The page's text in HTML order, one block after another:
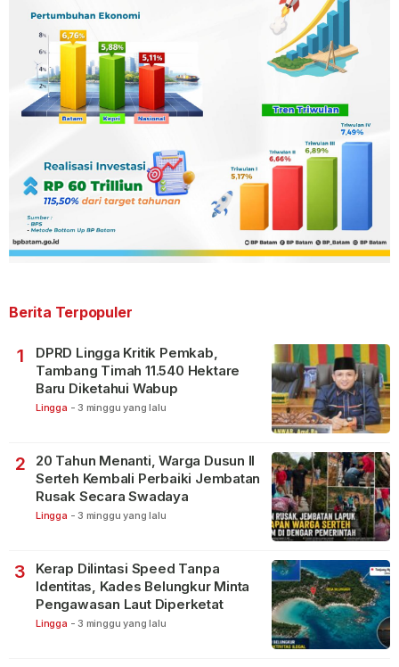
Berita Terpopuler
1
DPRD Lingga Kritik Pemkab,
Tambang Timah 11.540 Hektare
Baru Diketahui Wabup
Lingga - 3 minggu yang lalu
2
20 Tahun Menanti, Warga Dusun II
Serteh Kembali Perbaiki Jembatan
Rusak Secara Swadaya
Lingga - 3 minggu yang lalu
3
Kerap Dilintasi Speed Tanpa
Identitas, Kades Belungkur Minta
Pengawasan Laut Diperketat
Lingga - 3 minggu yang lalu